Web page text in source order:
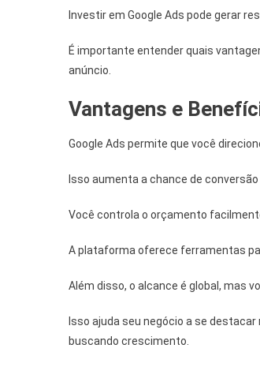
Investir em Google Ads pode gerar
É importante entender quais
anúncio.
Vantagens e
Google Ads permite que você
Isso aumenta a chance de
Você controla o orçamento
A plataforma oferece ferramentas
Além disso, o alcance é global, mas
Isso ajuda seu negócio a se
buscando crescimento.